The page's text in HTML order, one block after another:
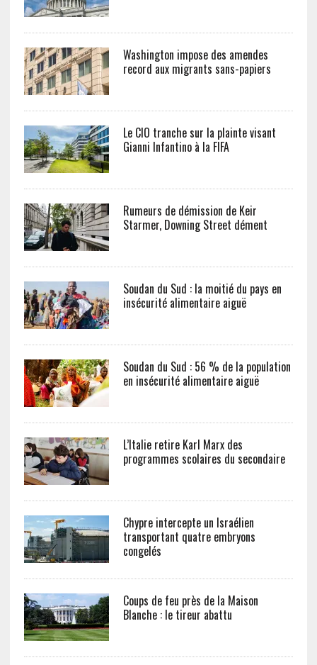
Washington impose des amendes
record aux migrants sans-papiers
Le CIO tranche sur la plainte visant
Gianni Infantino à la FIFA
Rumeurs de démission de Keir
Starmer, Downing Street dément
Soudan du Sud : la moitié du pays en
insécurité alimentaire aiguë
Soudan du Sud : 56 % de la population
en insécurité alimentaire aiguë
L’Italie retire Karl Marx des
programmes scolaires du secondaire
Chypre intercepte un Israélien
transportant quatre embryons
congelés
Coups de feu près de la Maison
Blanche : le tireur abattu